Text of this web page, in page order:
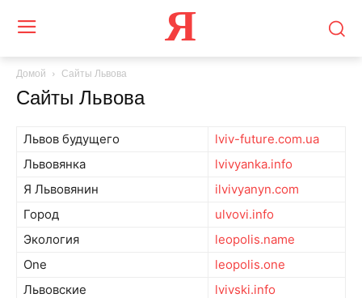
Я
Домой Сайты Львова
Сайты Львова
Львов будущего
lviv-future.com.ua
Львовянка
lvivyanka.info
Я Львовянин
ilvivyanyn.com
Город
ulvovi.info
Экология
leopolis.name
One
leopolis.one
Львовские
lvivski.info